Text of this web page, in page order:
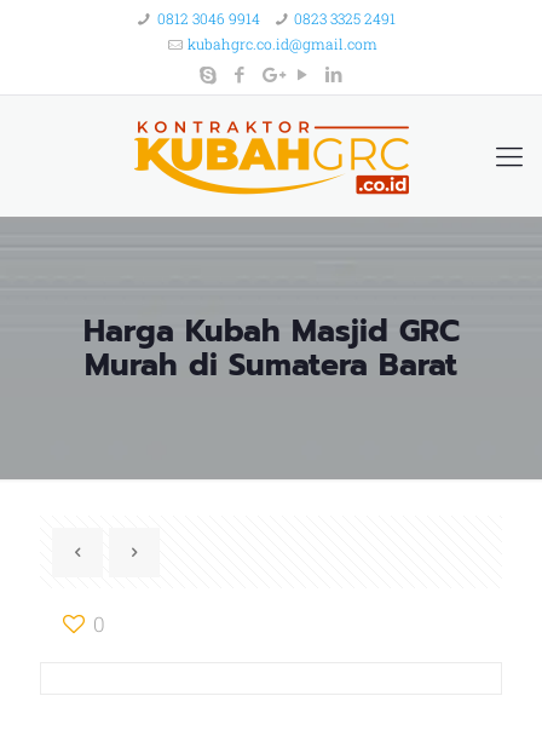
0812 3046 9914
0823 3325 2491
kubahgrc.co.id@gmail.com
Harga Kubah Masjid GRC
Murah di Sumatera Barat
0